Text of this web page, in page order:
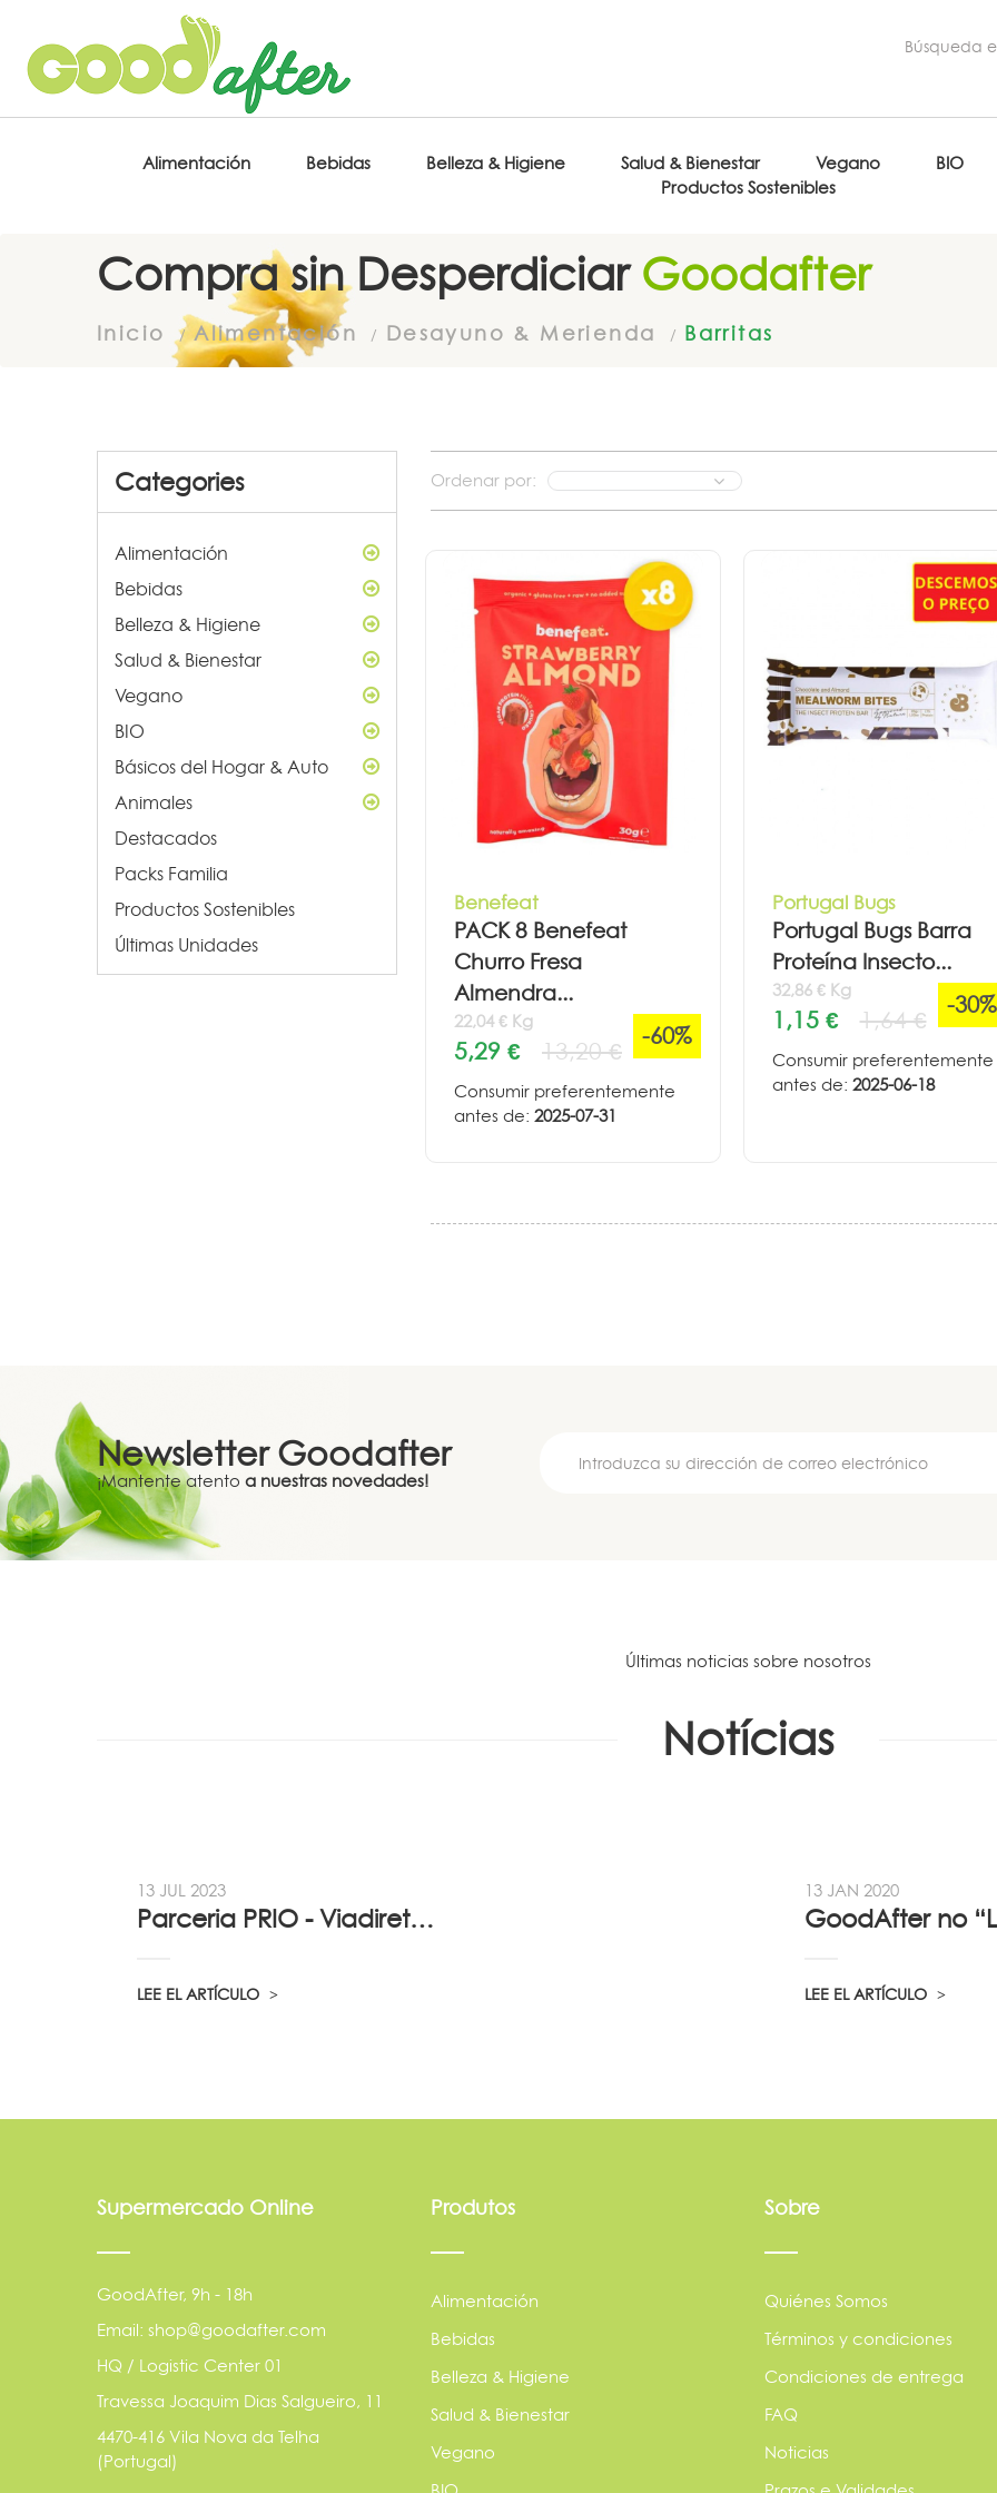
Alimentación Bebidas Belleza & Higiene Salud & Bienestar Vegano BIO
Productos Sostenibles
Compra sin DesperdiciarGoodafter
Inicio Alimentación Desayuno & Merienda Barritas
Categories
Alimentación
Bebidas
Belleza & Higiene
Salud & Bienestar
Vegano
BIO
Básicos del Hogar & Auto
Animales
Destacados
Packs Familia
Productos Sostenibles
Últimas Unidades
Ordenar por:
Benefeat
PACK 8 Benefeat
Churro Fresa
Almendra...
22,04 € Kg
5,29 € 13,20 €
-60%
Consumir preferentemente
antes de: 2025-07-31
Portugal Bugs
Portugal Bugs Barra
Proteína Insecto...
32,86 € Kg
1,15 € 1,64 €
-30%
Consumir preferentemente
antes de: 2025-06-18
Newsletter Goodafter
¡Mantente atento a nuestras novedades!
Últimas noticias sobre nosotros
Notícias
13 JUL 2023
Parceria PRIO - Viadireta - Goodafter...
LEE EL ARTÍCULO
13 JAN 2020
LEE EL ARTÍCULO
Supermercado Online
GoodAfter, 9h - 18h
Email: shop@goodafter.com
HQ / Logistic Center 01
Travessa Joaquim Dias Salgueiro, 11
4470-416 Vila Nova da Telha
(Portugal)
Produtos
Alimentación
Bebidas
Belleza & Higiene
Salud & Bienestar
Vegano
Sobre
Quiénes Somos
Términos y condiciones
Condiciones de entrega
FAQ
Noticias